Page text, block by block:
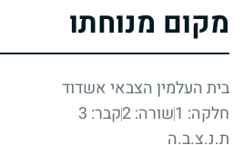
מקום מנוחתו
בית העלמין הצבאי אשדוד
חלקה: 1
שורה: 2
קבר: 3
ת.נ.צ.ב.ה